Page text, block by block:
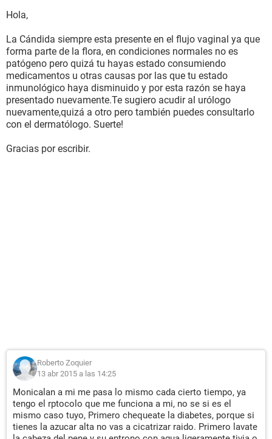
Hola,
La Cándida siempre esta presente en el flujo vaginal ya que
forma parte de la flora, en condiciones normales no es
patógeno pero quizá tu hayas estado consumiendo
medicamentos u otras causas por las que tu estado
inmunológico haya disminuido y por esta razón se haya
presentado nuevamente.Te sugiero acudir al urólogo
nuevamente,quizá a otro pero también puedes consultarlo
con el dermatólogo. Suerte!
Gracias por escribir.
Roberto Zoquier
13 abr 2015 a las 14:25
Monicalan a mi me pasa lo mismo cada cierto tiempo, ya
tengo el rptocolo que me funciona a mi, no se si es el
mismo caso tuyo, Primero chequeate la diabetes, porque si
tienes la azucar alta no vas a cicatrizar raido. Primero lavate